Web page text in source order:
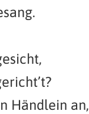
Händlein an,